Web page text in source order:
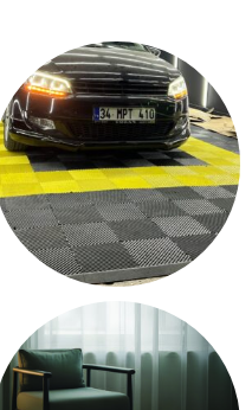
PLASTIK YER KARO
15 products